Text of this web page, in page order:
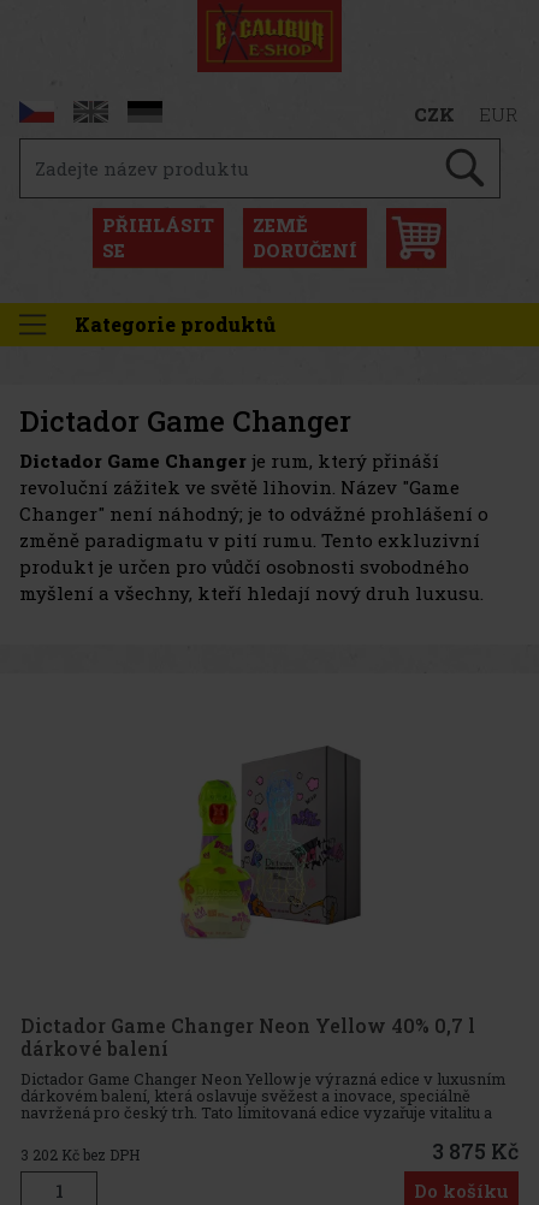
CZK EUR
PŘIHLÁSIT
SE
ZEMĚ
DORUČENÍ
Kategorie produktů
Dictador Game Changer
Dictador Game Changer je rum, který přináší
revoluční zážitek ve světě lihovin. Název "Game
Changer" není náhodný; je to odvážné prohlášení o
změně paradigmatu v pití rumu. Tento exkluzivní
produkt je určen pro vůdčí osobnosti svobodného
myšlení a všechny, kteří hledají nový druh luxusu.
Dictador Game Changer Neon Yellow 40% 0,7 l
dárkové balení
Dictador Game Changer Neon Yellow je výrazná edice v luxusním
dárkovém balení, která oslavuje svěžest a inovace, speciálně
navržená pro český trh. Tato limitovaná edice vyzařuje vitalitu a
optimismus svou neonově žlutou barvou, která symbolizuje odvá
3 202 Kč bez DPH 3 875 Kč
Do košíku